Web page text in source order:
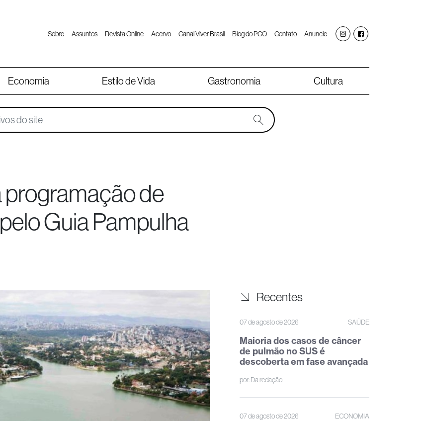
Sobre Assuntos Revista Online Acervo Canal Viver Brasil Blog do PCO Contato Anuncie
Economia Estilo de Vida Gastronomia Cultura
programação de
Guia Pampulha
Recentes
07 de agosto de 2026 SAÚDE
Maioria dos casos de câncer
de pulmão no SUS é
descoberta em fase avançada
por:Da redação
07 de agosto de 2026 ECONOMIA